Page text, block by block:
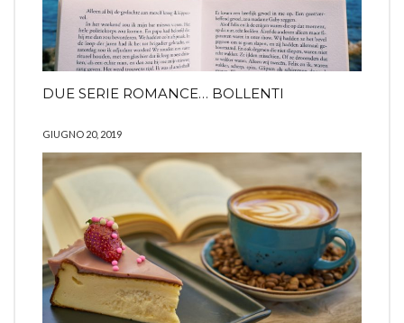
DUE SERIE ROMANCE… BOLLENTI
GIUGNO 20, 2019